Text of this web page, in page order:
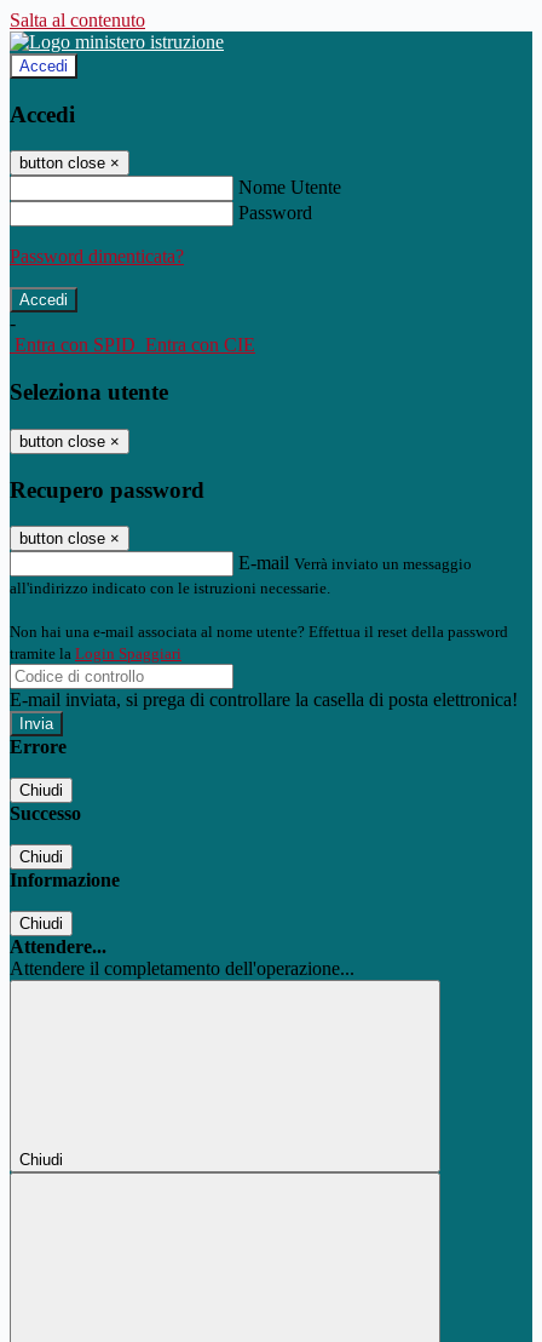
Salta al contenuto
Accedi
Accedi
button close ×
Nome Utente
Password
Password dimenticata?
-
Entra con SPID Entra con CIE
Seleziona utente
button close ×
Recupero password
button close ×
E-mail Verrà inviato un messaggio
all'indirizzo indicato con le istruzioni necessarie.
Non hai una e-mail associata al nome utente? Effettua il reset della password
tramite la Login Spaggiari
E-mail inviata, si prega di controllare la casella di posta elettronica!
Errore
Chiudi
Successo
Chiudi
Informazione
Chiudi
Attendere...
Attendere il completamento dell'operazione...
Chiudi